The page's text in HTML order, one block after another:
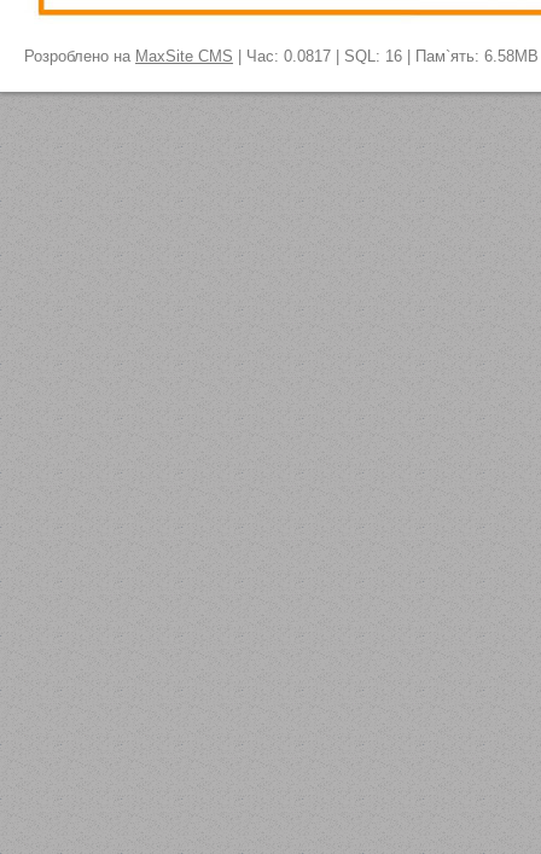
Розроблено на MaxSite CMS | Час: 0.0817 | SQL: 16 | Пам`ять: 6.58MB